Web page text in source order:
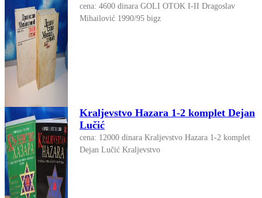
cena: 4600 dinara GOLI OTOK I-II Dragoslav
Mihailović 1990/95 bigz
Kraljevstvo Hazara 1-2 komplet Dejan
Lučić
cena: 12000 dinara Kraljevstvo Hazara 1-2 komplet
Dejan Lučić Kraljevstvo